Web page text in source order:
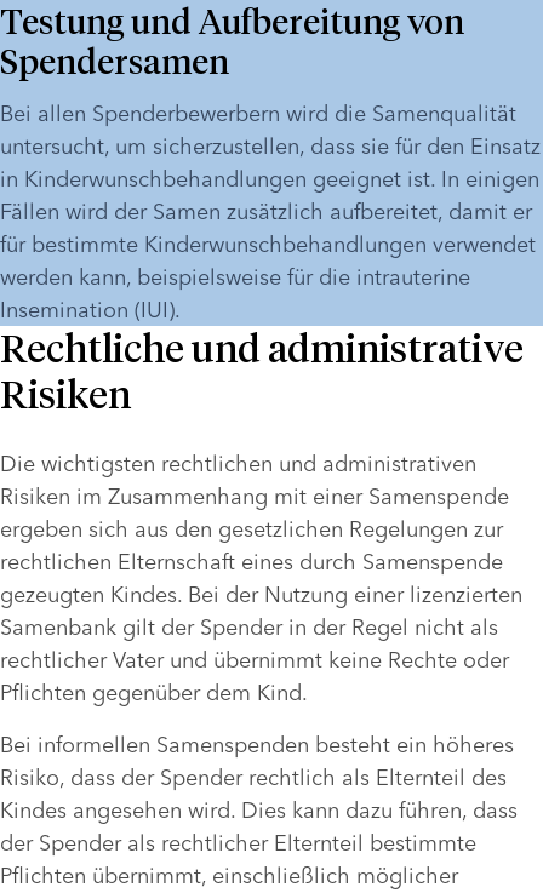
Testung und Aufbereitung von
Spendersamen
Bei allen Spenderbewerbern wird die Samenqualität
untersucht, um sicherzustellen, dass sie für den Einsatz
in Kinderwunschbehandlungen geeignet ist. In einigen
Fällen wird der Samen zusätzlich aufbereitet, damit er
für bestimmte Kinderwunschbehandlungen verwendet
werden kann, beispielsweise für die intrauterine
Insemination (IUI).
Rechtliche und administrative
Risiken
Die wichtigsten rechtlichen und administrativen
Risiken im Zusammenhang mit einer Samenspende
ergeben sich aus den gesetzlichen Regelungen zur
rechtlichen Elternschaft eines durch Samenspende
gezeugten Kindes. Bei der Nutzung einer lizenzierten
Samenbank gilt der Spender in der Regel nicht als
rechtlicher Vater und übernimmt keine Rechte oder
Pflichten gegenüber dem Kind.
Bei informellen Samenspenden besteht ein höheres
Risiko, dass der Spender rechtlich als Elternteil des
Kindes angesehen wird. Dies kann dazu führen, dass
der Spender als rechtlicher Elternteil bestimmte
Pflichten übernimmt, einschließlich möglicher